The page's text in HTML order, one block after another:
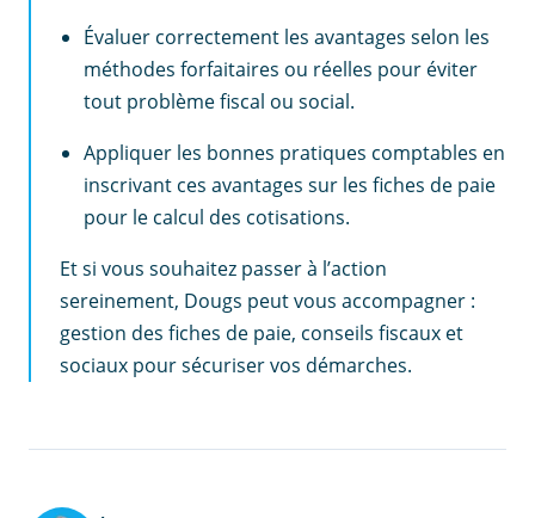
Évaluer correctement les avantages selon les
méthodes forfaitaires ou réelles pour éviter
tout problème fiscal ou social.
Appliquer les bonnes pratiques comptables en
inscrivant ces avantages sur les fiches de paie
pour le calcul des cotisations.
Et si vous souhaitez passer à l’action
sereinement, Dougs peut vous accompagner :
gestion des fiches de paie, conseils fiscaux et
sociaux pour sécuriser vos démarches.